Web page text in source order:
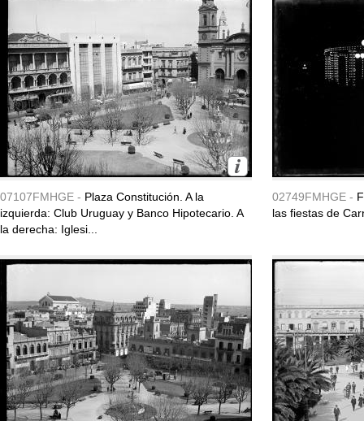
07107FMHGE - Plaza Constitución. A la
izquierda: Club Uruguay y Banco Hipotecario. A
la derecha: Iglesi...
02749FMHGE -
las fiestas de